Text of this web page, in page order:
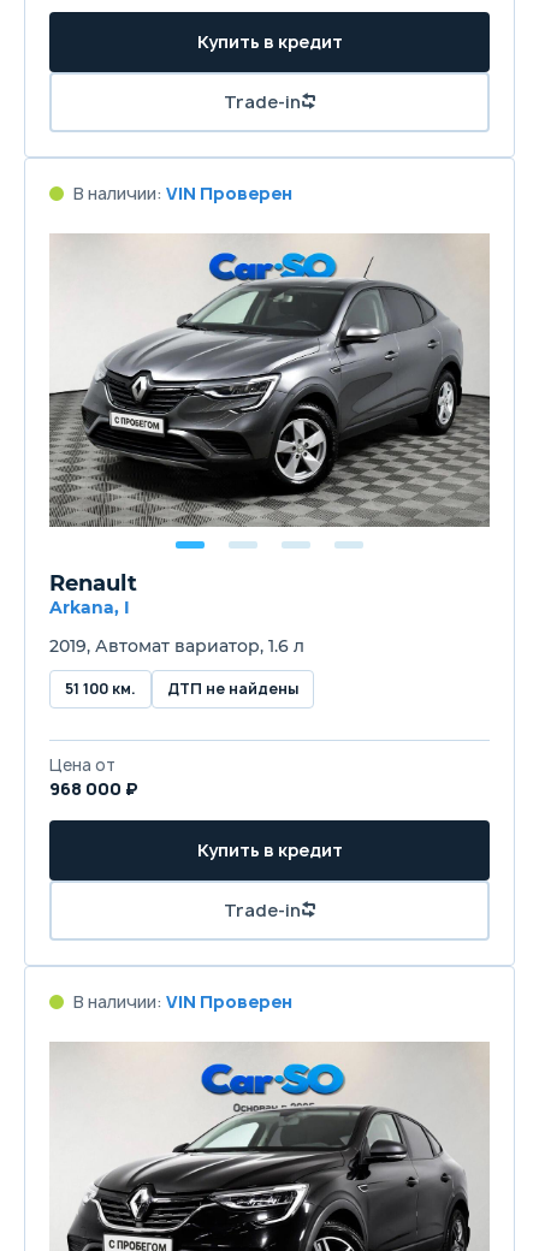
Купить в кредит
Trade-in
В наличии: VIN Проверен
Renault
Arkana, I
2019, Автомат вариатор, 1.6 л
51 100 км. ДТП не найдены
Цена от
968 000 ₽
Купить в кредит
Trade-in
В наличии: VIN Проверен